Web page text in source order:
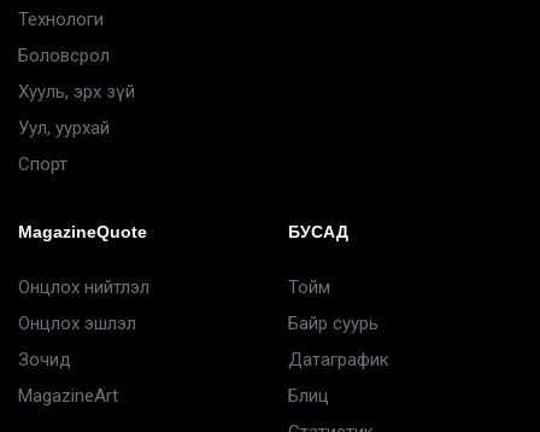
Технологи
Боловсрол
Хууль, эрх зүй
Уул, уурхай
Спорт
MagazineQuote
Онцлох нийтлэл
Онцлох эшлэл
Зочид
MagazineArt
БУСАД
Тойм
Байр суурь
Датаграфик
Блиц